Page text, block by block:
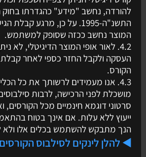
להורדה, נחשב "מידע" כהגדרתו
התשנ"ה-1995. על כן, מרגע
המוצר נחשב ככזה שסופק למשתמש.
4.2. לאור אופי המוצר הדיגיטלי, לא
העסקה ולקבל החזר כספי לאחר קבלת
הקורס.
4.3. אנו מעמידים לרשותך את כל
מושכלת לפני הרכישה, לרבות
סרטוני דוגמא חינמיים מכל
ייעוץ ללא עלות. אם אינך בטוח
הנך מתבקש להשתמש בכלים אלו ולא
◀️ להלן לינקים לסילבוס